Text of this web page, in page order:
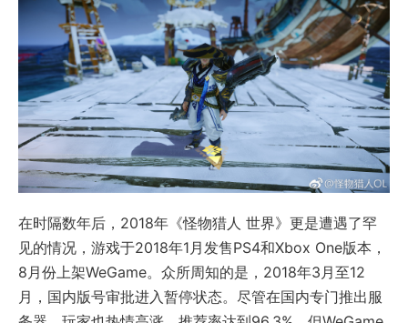
在时隔数年后，2018年《怪物猎人 世界》更是遭遇了罕
见的情况，游戏于2018年1月发售PS4和Xbox One版本，
8月份上架WeGame。众所周知的是，2018年3月至12
月，国内版号审批进入暂停状态。尽管在国内专门推出服